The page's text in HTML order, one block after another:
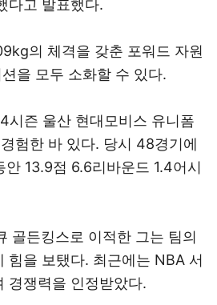
다고 발표했다.
의 체격을 갖춘 포워드 자원
을 모두 소화할 수 있다.
즌 울산 현대모비스 유니폼
험한 바 있다. 당시 48경기에
13.9점 6.6리바운드 1.4어시
골든킹스로 이적한 그는 팀의
힘을 보탰다. 최근에는 NBA 서
경쟁력을 인정받았다.